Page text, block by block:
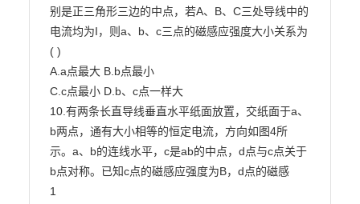
别是正三角形三边的中点，若A、B、C三处导线中的
电流均为I，则a、b、c三点的磁感应强度大小关系为
( )
A.a点最大 B.b点最小
C.c点最小 D.b、c点一样大
10.有两条长直导线垂直水平纸面放置，交纸面于a、
b两点，通有大小相等的恒定电流，方向如图4所
示。a、b的连线水平，c是ab的中点，d点与c点关于
b点对称。已知c点的磁感应强度为B，d点的磁感
1